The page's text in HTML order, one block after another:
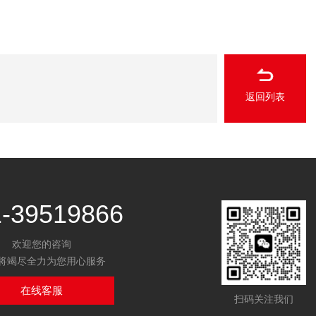
返回列表
39519866
欢迎您的咨询
竭尽全力为您用心服务
在线客服
扫码关注我们